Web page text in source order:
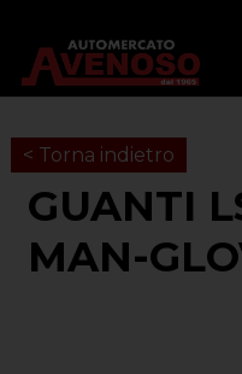
< Torna indietro
GUANTI
MAN-